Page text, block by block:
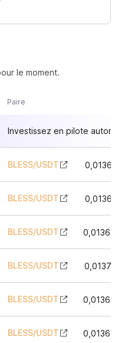
le moment.
Paire
Investissez en pilote
BLESS/USDT
BLESS/USDT
BLESS/USDT
BLESS/USDT
BLESS/USDT
BLESS/USDT